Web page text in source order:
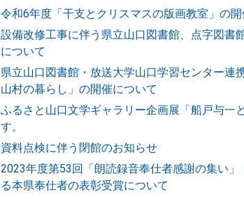
令和6年度「干支とクリスマスの版画教室」の
設備改修工事に伴う県立山口図書館、点字図書
について
県立山口図書館・放送大学山口学習センター連
山村の暮らし」の開催について
ふるさと山口文学ギャラリー企画展「船戸与一
す。
資料点検に伴う閉館のお知らせ
2023年度第53回「朗読録音奉仕者感謝の集い」
る本県奉仕者の表彰受賞について